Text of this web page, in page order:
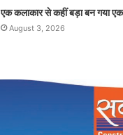
एक कलाकार से कहीं बड़ा बन गया
August 3, 2026